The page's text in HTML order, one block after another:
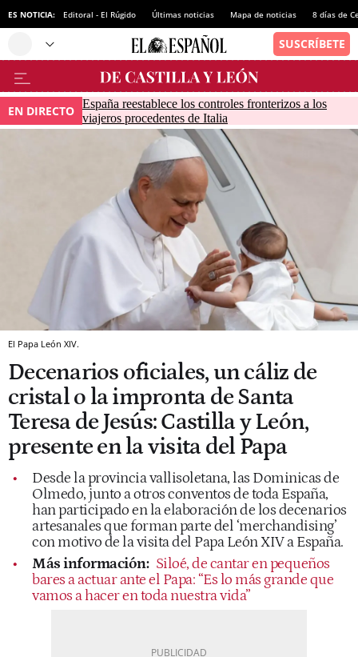
ES NOTICIA: Editoral - El Rúgido Últimas noticias Mapa de noticias 8 días de
EN DIRECTO España reestablece los controles fronterizos a los
viajeros procedentes de Italia
El Papa León XIV.
Decenarios oficiales, un cáliz de
cristal o la impronta de Santa
Teresa de Jesús: Castilla y León,
presente en la visita del Papa
Desde la provincia vallisoletana, las Dominicas de
Olmedo, junto a otros conventos de toda España,
han participado en la elaboración de los decenarios
artesanales que forman parte del ‘merchandising’
con motivo de la visita del Papa León XIV a España.
Más información: Siloé, de cantar en pequeños
bares a actuar ante el Papa: “Es lo más grande que
vamos a hacer en toda nuestra vida”